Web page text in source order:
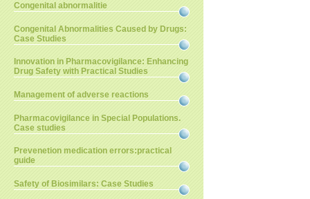
Congenital abnormalitie
Congenital Abnormalities Caused by Drugs:
Case Studies
Innovation in Pharmacovigilance: Enhancing
Drug Safety with Practical Studies
Management of adverse reactions
Pharmacovigilance in Special Populations.
Case studies
Prevenetion medication errors:practical
guide
Safety of Biosimilars: Case Studies